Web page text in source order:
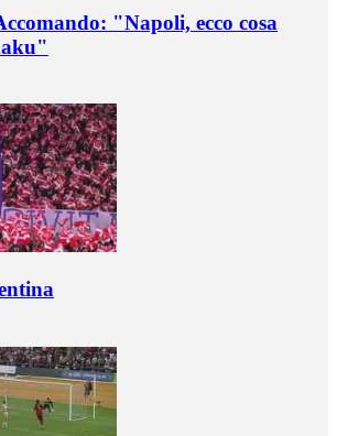
"Napoli, ecco cosa